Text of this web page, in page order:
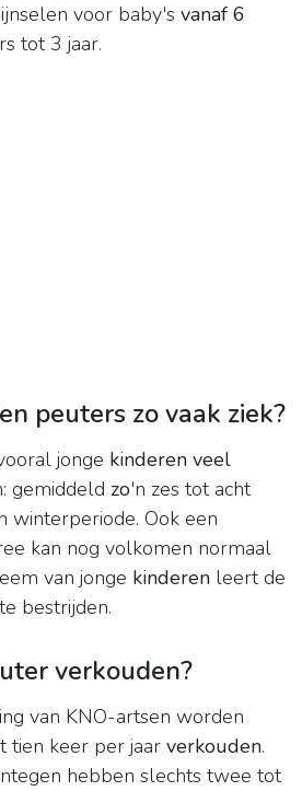
voor baby's vanaf 6
tot 3 jaar.
peuters zo vaak ziek?
jonge kinderen veel
gemiddeld zo'n zes tot acht
winterperiode. Ook een
kan nog volkomen normaal
van jonge kinderen leert de
bestrijden.
verkouden?
van KNO-artsen worden
tien keer per jaar verkouden.
hebben slechts twee tot